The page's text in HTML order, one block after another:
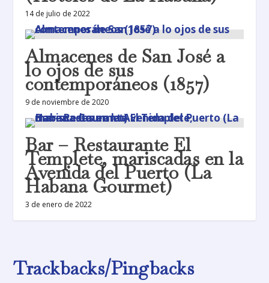
14 de julio de 2022
Almacenes de San José a
lo ojos de sus
contemporáneos (1857)
9 de noviembre de 2020
Bar – Restaurante El
Templete, mariscadas en la
Avenida del Puerto (La
Habana Gourmet)
3 de enero de 2022
Trackbacks/Pingbacks